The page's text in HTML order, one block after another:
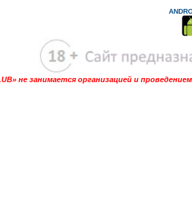
не занимается организацией и